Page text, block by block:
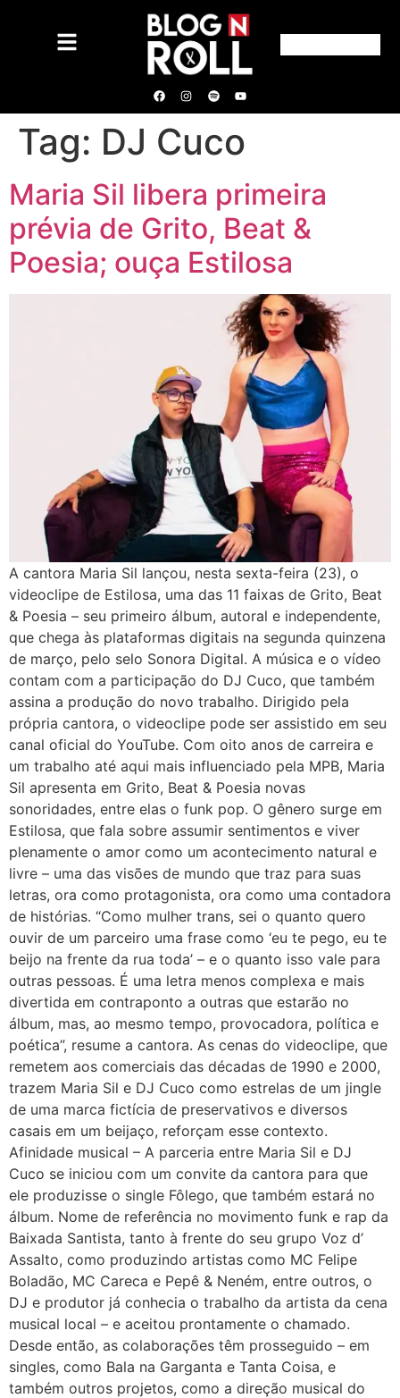
Tag: DJ Cuco
Maria Sil libera primeira
prévia de Grito, Beat &
Poesia; ouça Estilosa
A cantora Maria Sil lançou, nesta sexta-feira (23), o
videoclipe de Estilosa, uma das 11 faixas de Grito, Beat
& Poesia – seu primeiro álbum, autoral e independente,
que chega às plataformas digitais na segunda quinzena
de março, pelo selo Sonora Digital. A música e o vídeo
contam com a participação do DJ Cuco, que também
assina a produção do novo trabalho. Dirigido pela
própria cantora, o videoclipe pode ser assistido em seu
canal oficial do YouTube. Com oito anos de carreira e
um trabalho até aqui mais influenciado pela MPB, Maria
Sil apresenta em Grito, Beat & Poesia novas
sonoridades, entre elas o funk pop. O gênero surge em
Estilosa, que fala sobre assumir sentimentos e viver
plenamente o amor como um acontecimento natural e
livre – uma das visões de mundo que traz para suas
letras, ora como protagonista, ora como uma contadora
de histórias. “Como mulher trans, sei o quanto quero
ouvir de um parceiro uma frase como ‘eu te pego, eu te
beijo na frente da rua toda’ – e o quanto isso vale para
outras pessoas. É uma letra menos complexa e mais
divertida em contraponto a outras que estarão no
álbum, mas, ao mesmo tempo, provocadora, política e
poética”, resume a cantora. As cenas do videoclipe, que
remetem aos comerciais das décadas de 1990 e 2000,
trazem Maria Sil e DJ Cuco como estrelas de um jingle
de uma marca fictícia de preservativos e diversos
casais em um beijaço, reforçam esse contexto.
Afinidade musical – A parceria entre Maria Sil e DJ
Cuco se iniciou com um convite da cantora para que
ele produzisse o single Fôlego, que também estará no
álbum. Nome de referência no movimento funk e rap da
Baixada Santista, tanto à frente do seu grupo Voz d’
Assalto, como produzindo artistas como MC Felipe
Boladão, MC Careca e Pepê & Neném, entre outros, o
DJ e produtor já conhecia o trabalho da artista da cena
musical local – e aceitou prontamente o chamado.
Desde então, as colaborações têm prosseguido – em
singles, como Bala na Garganta e Tanta Coisa, e
também outros projetos, como a direção musical do